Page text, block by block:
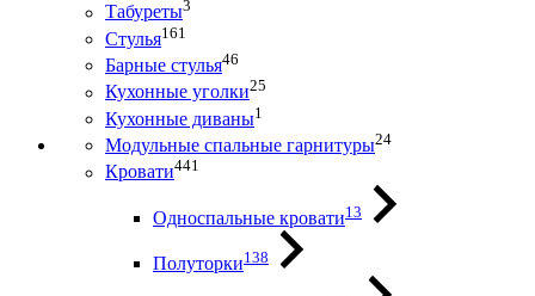
Табуреты3
Стулья161
Барные стулья46
Кухонные уголки25
Кухонные диваны1
Модульные спальные гарнитуры24
Кровати441
Односпальные кровати13
Полуторки138